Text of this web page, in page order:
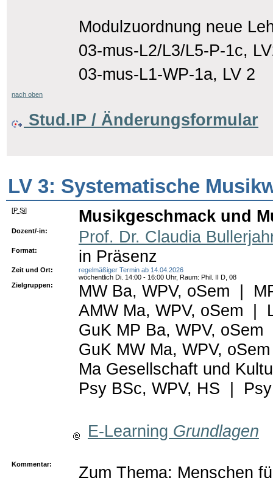
Modulzuordnung neue
03-mus-L2/L3/L5-P-1c,
03-mus-L1-WP-1a, LV 2
nach oben
Stud.IP / Änderungsformular
LV 3: Systematische
[P Si] Musikgeschmack und
Dozent/-in: Prof. Dr. Claudia
Format: in Präsenz
Zeit und Ort:
regelmäßiger Termin ab 14.04.2026
wöchentlich Di. 14:00 - 16:00 Uhr, Raum: Phil. II D, 08
Zielgruppen:
MW Ba, WPV, oSem
AMW Ma, WPV, oSem
GuK MP Ba, WPV, oSem
GuK MW Ma, WPV, oSem
Ma Gesellschaft und
Psy BSc, WPV, HS
E-Learning Grundlagen
Kommentar:
Zum Thema: Menschen